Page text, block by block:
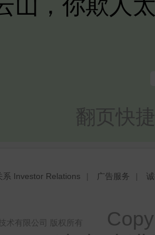
，你欺人
翻页快
系 Investor Relations 广告服务
术有限公司 版权所有